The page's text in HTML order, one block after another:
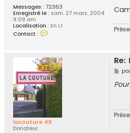
e
.
4
9
Messages : 72363
Enregistré le : sam. 27 mars, 2004
9:09 am
Localisation : En L1
Contact :
a
c
t
e
r
l
a
c
o
u
t
u
lacouture.49
Donateur
M
e
s
s
e